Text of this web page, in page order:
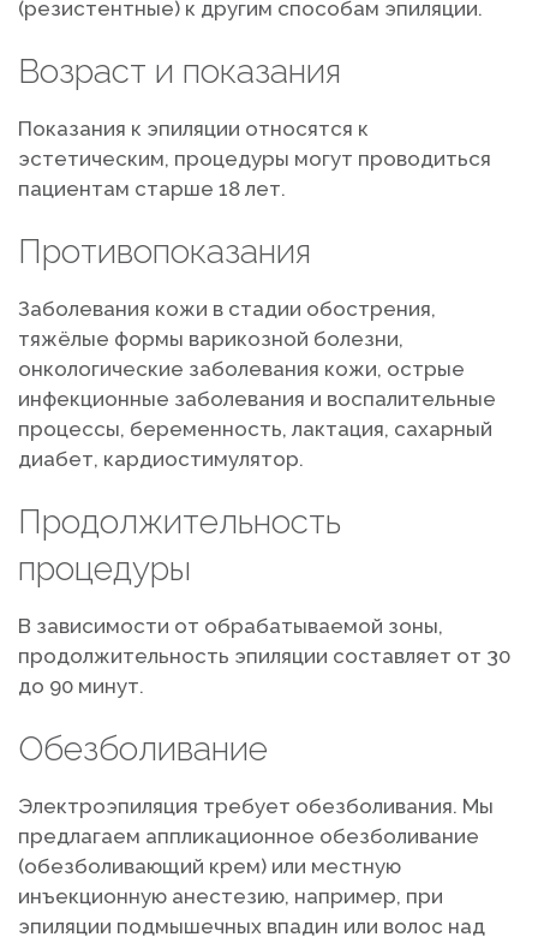
(резистентные) к другим способам эпиляции.
Возраст и показания
Показания к эпиляции относятся к
эстетическим, процедуры могут проводиться
пациентам старше 18 лет.
Противопоказания
Заболевания кожи в стадии обострения,
тяжёлые формы варикозной болезни,
онкологические заболевания кожи, острые
инфекционные заболевания и воспалительные
процессы, беременность, лактация, сахарный
диабет, кардиостимулятор.
Продолжительность
процедуры
В зависимости от обрабатываемой зоны,
продолжительность эпиляции составляет от 30
до 90 минут.
Обезболивание
Электроэпиляция требует обезболивания. Мы
предлагаем аппликационное обезболивание
(обезболивающий крем) или местную
инъекционную анестезию, например, при
эпиляции подмышечных впадин или волос над